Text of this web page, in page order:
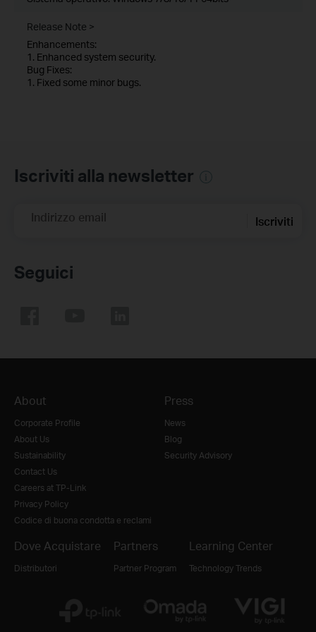
Release Note >
Enhancements:
1. Enhanced system security.
Bug Fixes:
1. Fixed some minor bugs.
Iscriviti alla newsletter
Indirizzo email Iscriviti
Seguici
About
Corporate Profile
About Us
Sustainability
Contact Us
Careers at TP-Link
Privacy Policy
Codice di buona condotta e reclami
Press
News
Blog
Security Advisory
Dove Acquistare
Distributori
Partners
Partner Program
Learning Center
Technology Trends